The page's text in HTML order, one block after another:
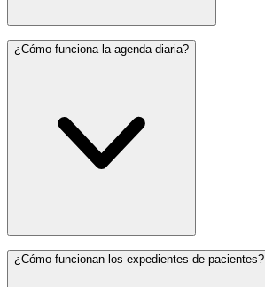
¿Cómo funciona la agenda diaria?
¿Cómo funcionan los expedientes de pacientes?